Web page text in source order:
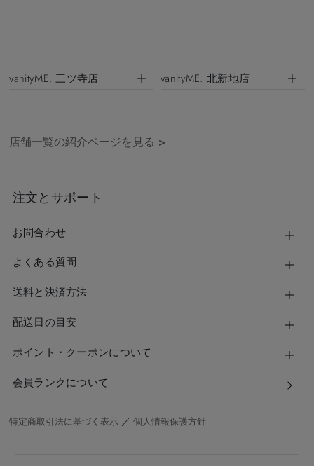
vanityME. 三ツ寺店 vanityME. 北新地店
店舗一覧の紹介ページを見る >
注文とサポート
お問合わせ
よくある質問
送料と決済方法
配送日の目安
ポイント・クーポンについて
会員ランクについて
特定商取引法に基づく表示 ／個人情報保護方針